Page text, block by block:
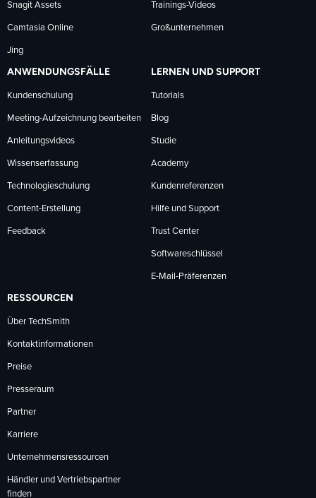
Snagit Assets
Camtasia Online
Jing
Trainings-Videos
Großunternehmen
ANWENDUNGSFÄLLE
Kundenschulung
Meeting-Aufzeichnung bearbeiten
Anleitungsvideos
Wissenserfassung
Technologieschulung
Content-Erstellung
Feedback
LERNEN UND SUPPORT
Tutorials
Blog
Studie
Academy
Kundenreferenzen
Hilfe und Support
Trust Center
Softwareschlüssel
E-Mail-Präferenzen
RESSOURCEN
Über TechSmith
Kontaktinformationen
Preise
Presseraum
Partner
Karriere
Unternehmensressourcen
Händler und Vertriebspartner
finden